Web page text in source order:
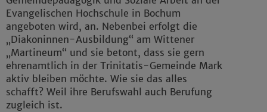
Evangelischen Hochschule in Bochum
angeboten wird, an. Nebenbei erfolgt die
„Diakoninnen-Ausbildung“ am Wittener
„Martineum“ und sie betont, dass sie gern
ehrenamtlich in der Trinitatis-Gemeinde Mark
aktiv bleiben möchte. Wie sie das alles
schafft? Weil ihre Berufswahl auch Berufung
zugleich ist.